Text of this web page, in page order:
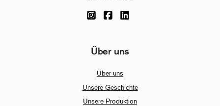
Über uns
Über uns
Unsere Geschichte
Unsere Produktion